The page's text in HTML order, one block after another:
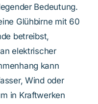
Bedeutung.
Glühbirne mit 60
betreibst,
elektrischer
kann
Wind oder
in Kraftwerken